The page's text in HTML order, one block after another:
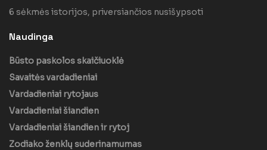
6 sėkmės istorijos, priversiančios nusišypsoti
Naudinga
Būsto paskolos skaičiuoklė
Savaitės vardadieniai
Vardadieniai rytojaus
Vardadieniai šiandien
Vardadieniai šiandien ir rytoj
Zodiako ženklų suderinamumas